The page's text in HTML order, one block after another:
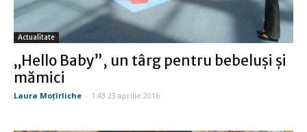
Actualitate
„Hello Baby”, un târg pentru bebeluşi şi
mămici
Laura Moţîrliche - 1:43 23 aprilie 2016